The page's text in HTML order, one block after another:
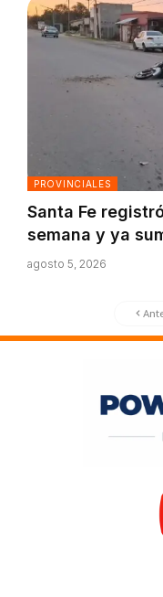
PROVINCIALES
Santa Fe
semana y ya
agosto 5, 2026